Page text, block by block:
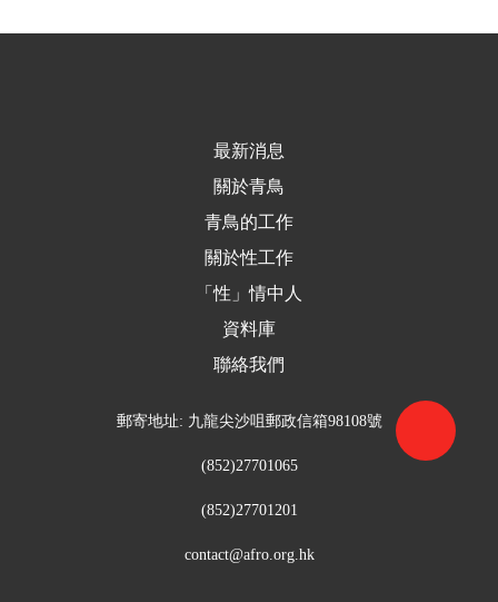
最新消息
關於青鳥
青鳥的工作
關於性工作
「性」情中人
資料庫
聯絡我們
郵寄地址: 九龍尖沙咀郵政信箱98108號
(852)27701065
(852)27701201
contact@afro.org.hk